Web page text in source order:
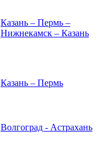
Казань – Пермь –
Нижнекамск – Казань
Казань – Пермь
Волгоград - Астрахань